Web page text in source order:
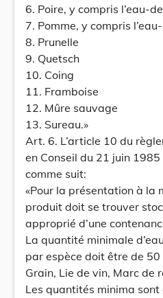
6. Poire, y compris l’eau-
7. Pomme, y compris
8. Prunelle
9. Quetsch
10. Coing
11. Framboise
12. Mûre sauvage
13. Sureau.»
Art. 6. L’article 10 du
en Conseil du 21 juin
comme suit:
«Pour la présentation à la
produit doit se trouver
approprié d’une
La quantité minimale
par espèce doit être de
Grain, Lie de vin, Marc de
Les quantités minima